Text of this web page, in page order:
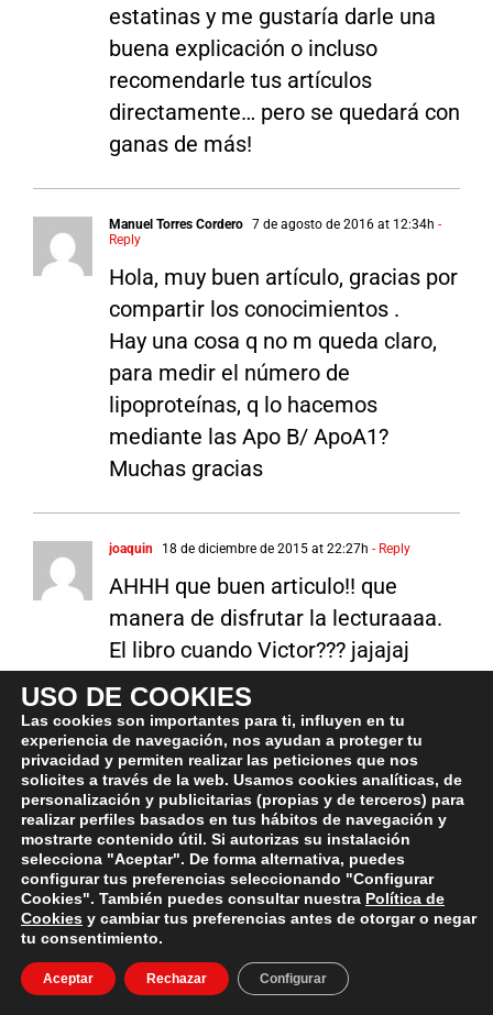
estatinas y me gustaría darle una
buena explicación o incluso
recomendarle tus artículos
directamente… pero se quedará con
ganas de más!
Manuel Torres Cordero 7 de agosto de 2016 at 12:34h -
Reply
Hola, muy buen artículo, gracias por
compartir los conocimientos .
Hay una cosa q no m queda claro,
para medir el número de
lipoproteínas, q lo hacemos
mediante las Apo B/ ApoA1?
Muchas gracias
joaquin 18 de diciembre de 2015 at 22:27h - Reply
AHHH que buen articulo!! que
manera de disfrutar la lecturaaaa.
El libro cuando Victor??? jajajaj
Víctor 19 de diciembre de 2015 at 00:17h- Reply
Para 2016 ^^
Sergio Espier 10 de noviembre de 2015 at 13:41h- Reply
Genial Victor, como siempre!
El colesterol es un tema candente
que cada día crea más
controversia. Todavía queda trabajo
USO DE COOKIES
Las cookies son importantes para ti, influyen en tu
experiencia de navegación, nos ayudan a proteger tu
privacidad y permiten realizar las peticiones que nos
solicites a través de la web. Usamos cookies analíticas, de
personalización y publicitarias (propias y de terceros) para
realizar perfiles basados en tus hábitos de navegación y
mostrarte contenido útil. Si autorizas su instalación
selecciona "Aceptar". De forma alternativa, puedes
configurar tus preferencias seleccionando "Configurar
Cookies". También puedes consultar nuestra Política de
Cookies y cambiar tus preferencias antes de otorgar o negar
tu consentimiento.
Aceptar Rechazar Configurar